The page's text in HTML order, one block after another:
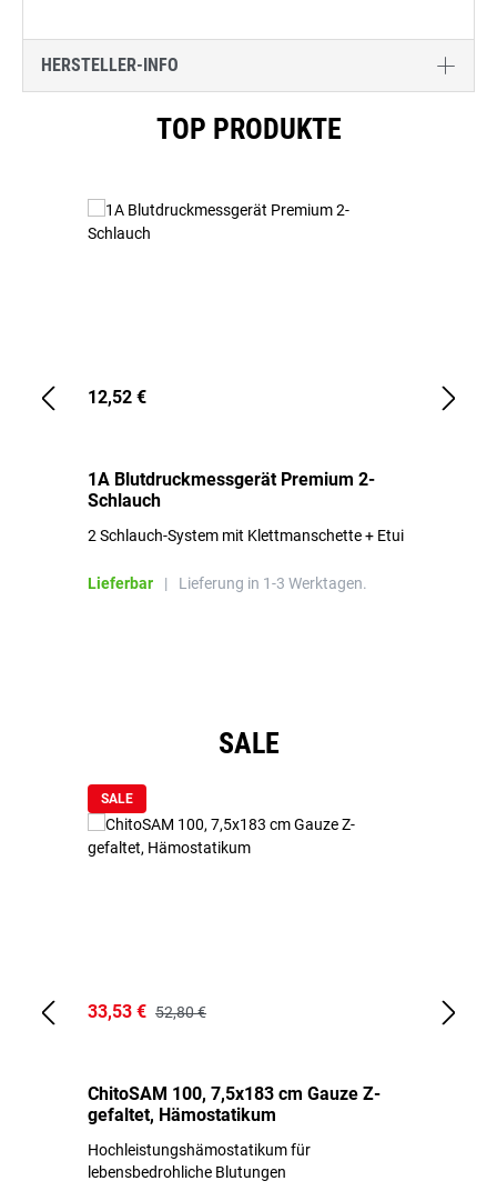
HERSTELLER-INFO
TOP PRODUKTE
12,52 €
1A Blutdruckmessgerät Premium 2-
Schlauch
2 Schlauch-System mit Klettmanschette + Etui
Lieferbar | Lieferung in 1-3 Werktagen.
SALE
SALE
33,53 € 52,80 €
ChitoSAM 100, 7,5x183 cm Gauze Z-
gefaltet, Hämostatikum
Hochleistungshämostatikum für
lebensbedrohliche Blutungen